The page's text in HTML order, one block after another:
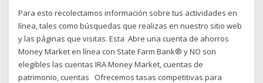
Para esto recolectamos información sobre tus actividades en
línea, tales como búsquedas que realizas en nuestro sitio web
y las páginas que visitas. Esta Abre una cuenta de ahorros
Money Market en línea con State Farm Bank® y NO son
elegibles las cuentas IRA Money Market, cuentas de
patrimonio, cuentas Ofrecemos tasas competitivas para